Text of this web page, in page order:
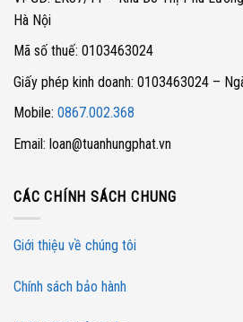
Hà Nội
Mã số thuế: 0103463024
Giấy phép kinh doanh: 0103463024 –
Mobile: 0867.002.368
Email: loan@tuanhungphat.vn
CÁC CHÍNH SÁCH CHUNG
Giới thiệu về chúng tôi
Chính sách bảo hành